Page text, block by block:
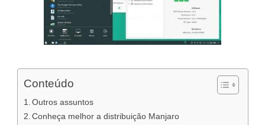
Conteúdo
Outros assuntos
Conheça melhor a distribuição Manjaro